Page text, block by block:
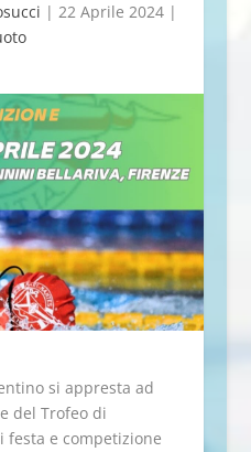
| 22 Aprile 2024|
si appresta ad
del Trofeo di
festa e competizione